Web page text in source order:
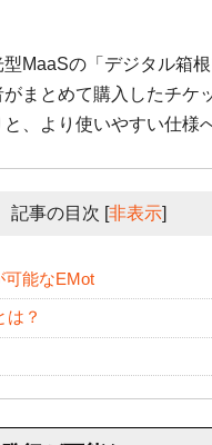
MaaSの「デジタル箱
まとめて購入したチケ
、より使いやすい仕様
記事の目次 非表示
可能なEMot
は？